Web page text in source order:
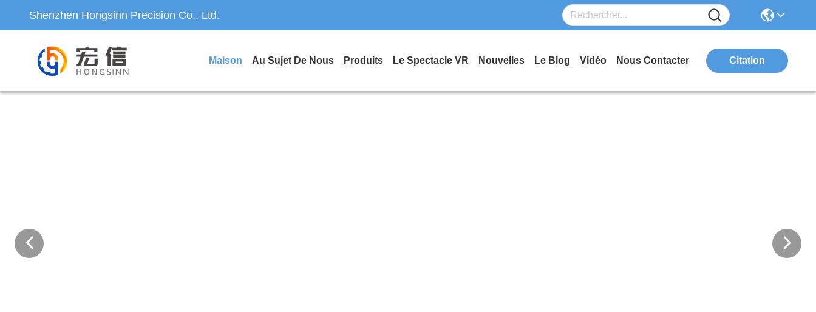
Shenzhen Hongsinn Precision Co., Ltd.
Maison Au Sujet De Nous Produits Le Spectacle VR Nouvelles Le Blog Vidéo Nous Contacter Citation